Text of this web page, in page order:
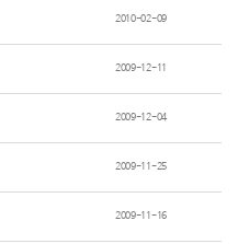
2010-02-09
2009-12-11
2009-12-04
2009-11-25
2009-11-16